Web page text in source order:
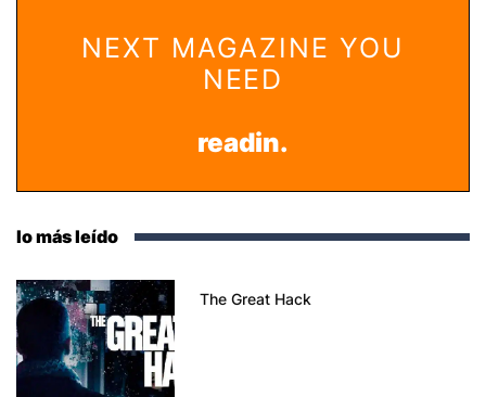
NEXT MAGAZINE YOU
NEED
readin.
lo más leído
The Great Hack